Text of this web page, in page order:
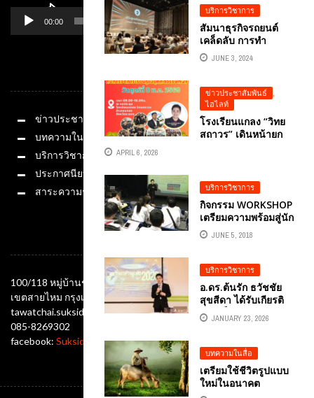
ข้อมูลสู่ยุคดิจิทัล
บริษัท สิทธิพรแอสโซ
ซิเอส จำกัดโดยวิทยา
กผู้ทรงคุณวุฒิด้าน
เทคโนโลยีดิจิทัล AI
บริการวิชาการ
สัมนาธุรกิจรถยนต์
เคล็ดลับ การทำ
TIKTOK ยังไงให้ปัง
โดย อ.ดร.ต้นรัก ผู้
ออนไลน์
JUNE 3, 2024
ข่าวประชาสัมพันธ์
,
ไฮไลท์
โรงเรียนแกลง “วิทย
สถาวร” เดินหน้ายก
การสอน จัดอบรม
โครงการอบรมเชิง
ปฎิบัติการทักษะความ
เข้าใจและใช้
เทคโนโลยีดิจิทัล
APRIL 6, 2026
บริการวิชาการ
กิจกรรม WORKSHOP
เตรียมความพร้อมสู่นัก
นิเทศศาสตร์
JUNE 5, 2018
บริการวิชาการ
อ.ดร.ต้นรัก ธวัชชัย
สุขสีดา ได้รับเกียรติ
เชิญเป็นวิทยากรและ
ที่ปรึกษาพี่เลี้ยง ปั้น
ใหม่ สู่เวที STARTUP
THAILAND LEAGUE
2026 เพื่อเสริมสร้าง
ทักษะการพัฒนา
JANUARY 23, 2026
บทความในสื่อ
เตรียมใช้ชีวิตรูปแบบ
ใหม่ในอนาคต
อ.ดร.ต้นรัก ธวัชชัย
00:00
หมวดหมู่
ข่าวประชาสัมพันธ์
บทความในสื่อ
บริการวิชาการ
ประกาศนียบัตร
สาระความรู้
100/118 หมู่บ้านชัยพฤกษ์ ซอยออเงิน แขวงออเงิน
เขตสายไหม กรุงเทพมหานคร 10220
tawatchai.suksida@gmail.com
085-8269302
facebook: Suksida Tonrak Tawatchai